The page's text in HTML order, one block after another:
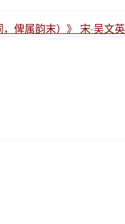
俾属韵末）》 宋·吴文英